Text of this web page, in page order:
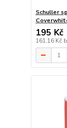
Schuller
195 Kč
161,16 Kč